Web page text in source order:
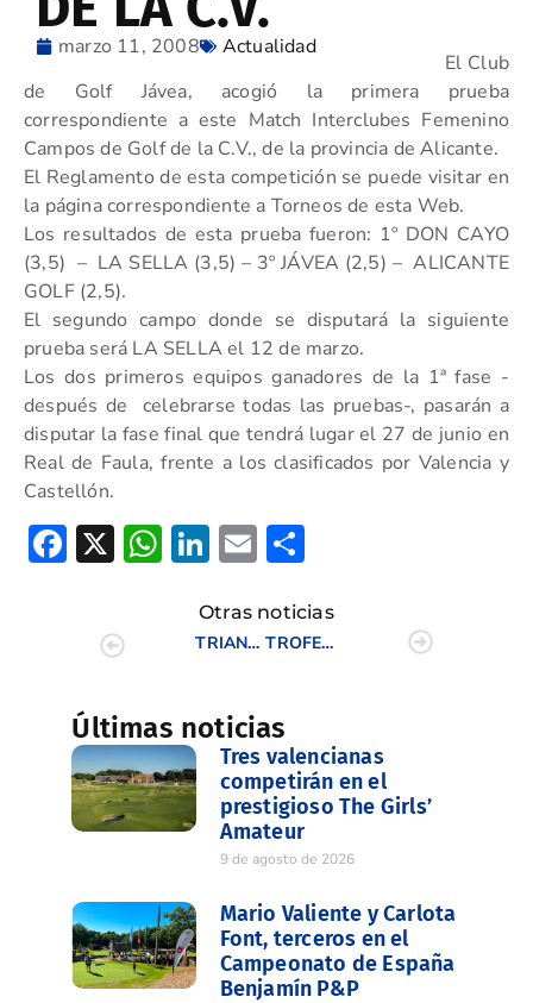
marzo 11, 2008 Actualidad
El Club
de Golf Jávea, acogió la primera prueba
correspondiente a este Match Interclubes Femenino
Campos de Golf de la C.V., de la provincia de Alicante.
El Reglamento de esta competición se puede visitar en
la página correspondiente a Torneos de esta Web.
Los resultados de esta prueba fueron: 1º DON CAYO
(3,5) – LA SELLA (3,5) – 3º JÁVEA (2,5) – ALICANTE
GOLF (2,5).
El segundo campo donde se disputará la siguiente
prueba será LA SELLA el 12 de marzo.
Los dos primeros equipos ganadores de la 1ª fase -
después de celebrarse todas las pruebas-, pasarán a
disputar la fase final que tendrá lugar el 27 de junio en
Real de Faula, frente a los clasificados por Valencia y
Castellón.
Facebook
X WhatsApp
LinkedIn
Email
Otras noticias
TRIANGULAR UNIVERSITARIO DE LA C.V. (II)
TROFEO 75 ANIVERSARIO DE LA R.F.E.G. – SENIOR
Últimas noticias
Tres valencianas
competirán en el
prestigioso The Girls’
Amateur
9 de agosto de 2026
Mario Valiente y Carlota
Font, terceros en el
Campeonato de España
Benjamín P&P